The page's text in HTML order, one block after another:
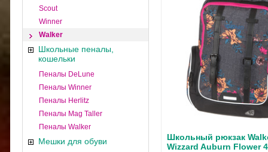
Scout
Winner
Walker
Школьные пеналы,
кошельки
Пеналы DeLune
Пеналы Winner
Пеналы Herlitz
Пеналы Mag Taller
Пеналы Walker
Мешки для обуви
Школьный рюкзак
Wizzard Auburn Flower